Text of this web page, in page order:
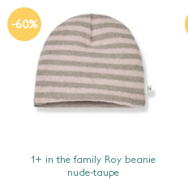
-60%
1+ in the family Roy beanie
nude-taupe